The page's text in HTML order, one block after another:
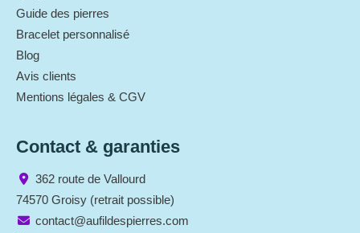
Guide des pierres
Bracelet personnalisé
Blog
Avis clients
Mentions légales & CGV
Contact & garanties
362 route de Vallourd
74570 Groisy (retrait possible)
contact@aufildespierres.com